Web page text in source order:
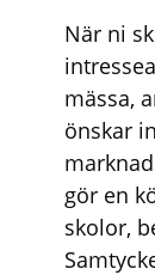
När ni
mässa,
önskar
gör en
skolor,